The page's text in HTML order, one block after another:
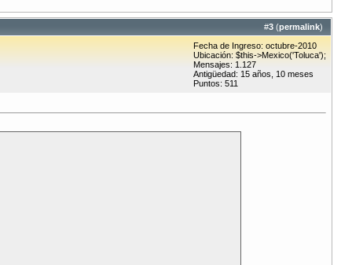
#3 (permalink)
Fecha de Ingreso: octubre-2010
Ubicación: $this->Mexico('Toluca');
Mensajes: 1.127
Antigüedad: 15 años, 10 meses
Puntos: 511